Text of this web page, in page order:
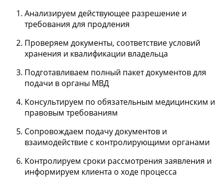
Анализируем действующее разрешение и
требования для продления
Проверяем документы, соответствие условий
хранения и квалификации владельца
Подготавливаем полный пакет документов для
подачи в органы МВД
Консультируем по обязательным медицинским и
правовым требованиям
Сопровождаем подачу документов и
взаимодействие с контролирующими органами
Контролируем сроки рассмотрения заявления и
информируем клиента о ходе процесса